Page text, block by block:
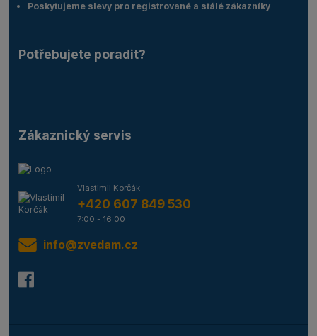
Poskytujeme slevy pro registrované a stálé zákazníky
Potřebujete poradit?
Zákaznický servis
Vlastimil Korčák
+420 607 849 530
7:00 - 16:00
info@zvedam.cz